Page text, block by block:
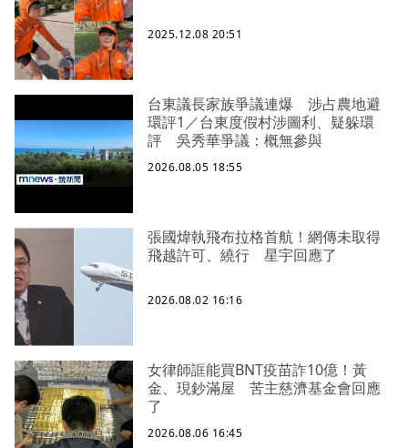
2025.12.08 20:51
台東議長家族爭議連爆 涉占農地避
環評1／台東度假村涉圖利、疑躲環
評 吳秀華爭議：概無參與
2026.08.05 18:55
張國煒執飛布拉格首航！網傳未取得
飛越許可、繞行 星宇回應了
2026.08.02 16:16
女律師誆能買BNT疫苗詐10億！黃
金、現鈔滿屋 苦主慈濟基金會回應
了
2026.08.06 16:45